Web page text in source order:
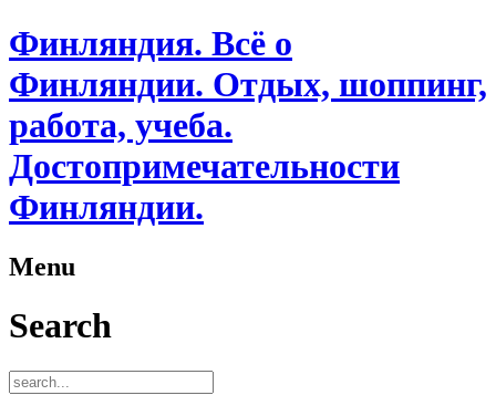
Финляндия. Всё о
Финляндии. Отдых, шоппинг,
работа, учеба.
Достопримечательности
Финляндии.
Menu
Search